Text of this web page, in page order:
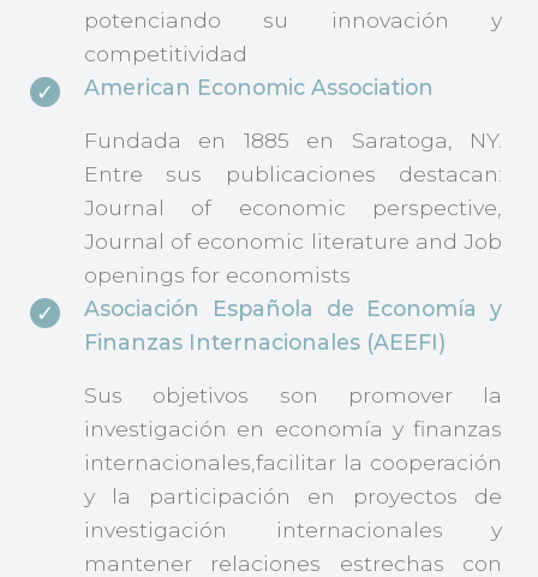
potenciando su innovación y
competitividad
American Economic Association
Fundada en 1885 en Saratoga, NY.
Entre sus publicaciones destacan:
Journal of economic perspective,
Journal of economic literature and Job
openings for economists
Asociación Española de Economía y
Finanzas Internacionales (AEEFI)
Sus objetivos son promover la
investigación en economía y finanzas
internacionales,facilitar la cooperación
y la participación en proyectos de
investigación internacionales y
mantener relaciones estrechas con